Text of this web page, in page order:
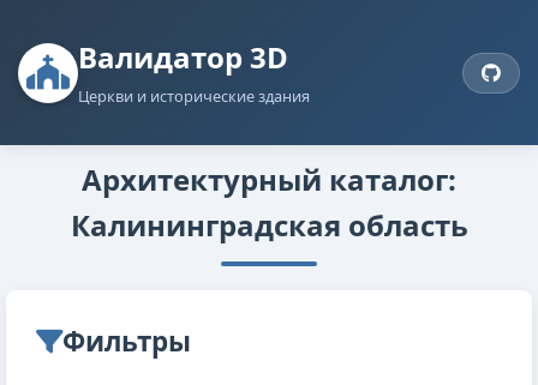
Валидатор 3D
Церкви и исторические здания
Архитектурный каталог:
Калининградская область
Фильтры